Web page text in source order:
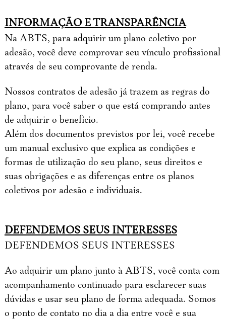
INFORMAÇÃO E TRANSPARÊNCIA
Na ABTS, para adquirir um plano coletivo por
adesão, você deve comprovar seu vínculo profissional
através de seu comprovante de renda.
Nossos contratos de adesão já trazem as regras do
plano, para você saber o que está comprando antes
de adquirir o benefício.
Além dos documentos previstos por lei, você recebe
um manual exclusivo que explica as condições e
formas de utilização do seu plano, seus direitos e
suas obrigações e as diferenças entre os planos
coletivos por adesão e individuais.
DEFENDEMOS SEUS INTERESSES
DEFENDEMOS SEUS INTERESSES
Ao adquirir um plano junto à ABTS, você conta com
acompanhamento continuado para esclarecer suas
dúvidas e usar seu plano de forma adequada. Somos
o ponto de contato no dia a dia entre você e sua